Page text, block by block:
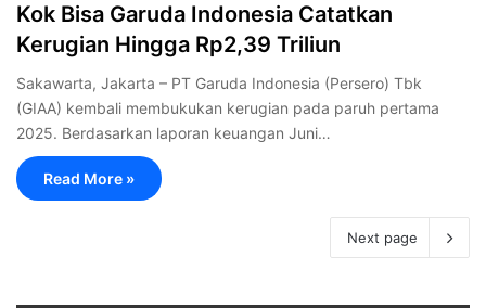
Kok Bisa Garuda Indonesia Catatkan
Kerugian Hingga Rp2,39 Triliun
Sakawarta, Jakarta – PT Garuda Indonesia (Persero) Tbk
(GIAA) kembali membukukan kerugian pada paruh pertama
2025. Berdasarkan laporan keuangan Juni…
Read More »
Next page